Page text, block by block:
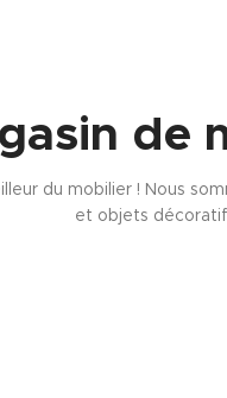
de
du mobilier ! Nous
et objets